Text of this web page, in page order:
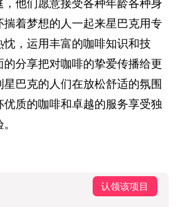
，他们愿意接受各种年龄各种身
着梦想的人一起来星巴克用专
忱，运用丰富的咖啡知识和技
分享把对咖啡的挚爱传播给更
巴克的人们在放松舒适的氛围
优质的咖啡和卓越的服务享受独
认领该项目